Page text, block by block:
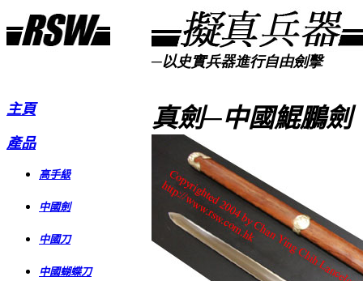
─以史實兵器進行自由劍擊
主頁
產品
高手級
中國劍
中國刀
中國蝴蝶刀
真劍─中國鯤鵬劍